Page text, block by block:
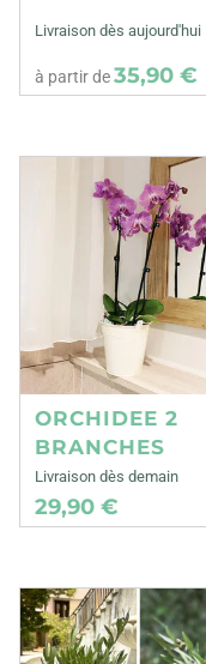
Livraison dès aujourd'hui
à partir de35,90 €
ORCHIDEE 2
BRANCHES
Livraison dès demain
29,90 €